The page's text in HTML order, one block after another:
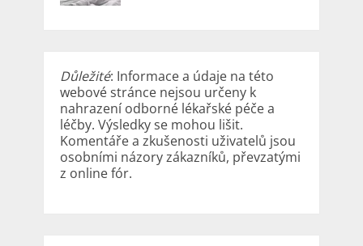
Důležité: Informace a údaje na této
webové stránce nejsou určeny k
nahrazení odborné lékařské péče a
léčby. Výsledky se mohou lišit.
Komentáře a zkušenosti uživatelů jsou
osobními názory zákazníků, převzatými
z online fór.